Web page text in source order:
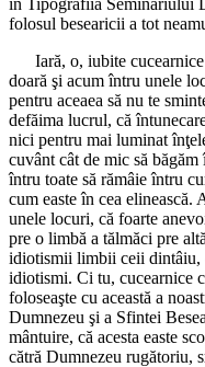
folosul besearicii a tot
Iară, o, iubite
doară şi acum întru unele
pentru aceaea să nu te
defăima lucrul, că
nici pentru mai luminat
cuvânt cât de mic să
întru toate să rămâie întru
cum easte în cea elinească.
unele locuri, că foarte
pre o limbă a tălmăci pre
idiotismii limbii ceii dintâiu,
idiotismi. Ci tu, cucearnice
foloseaşte cu această a
Dumnezeu şi a Sfintei
mântuire, că acesta easte
cătră Dumnezeu rugătoriu,